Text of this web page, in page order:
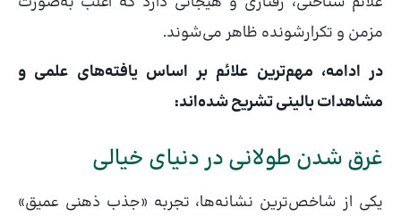
مزمن و تکرارشونده ظاهر می‌شوند.
در ادامه، مهم‌ترین علائم بر اساس یافته‌های علمی و
مشاهدات بالینی تشریح شده‌اند:
غرق شدن طولانی در دنیای خیالی
یکی از شاخص‌ترین نشانه‌ها، تجربه «جذب ذهنی عمیق»